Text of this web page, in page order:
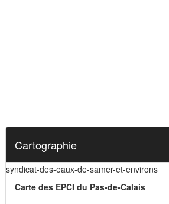
Cartographie
syndicat-des-eaux-de-samer-et-environs
Carte des EPCI du Pas-de-Calais